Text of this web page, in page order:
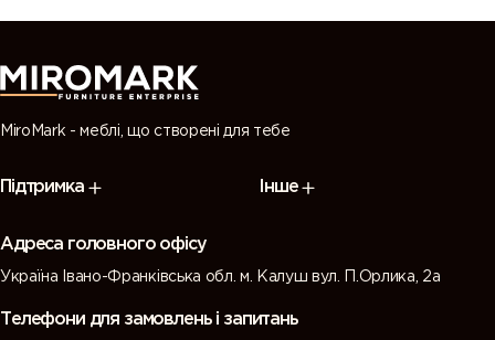
MiroMark - меблі, що створені для тебе
Підтримка Інше
Адреса головного офісу
Україна Івано-Франківська обл. м. Калуш вул. П.Орлика, 2а
Телефони для замовлень і запитань